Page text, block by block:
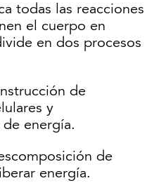
todas las reacciones
el cuerpo en
en dos procesos
de
y
energía.
de
energía.